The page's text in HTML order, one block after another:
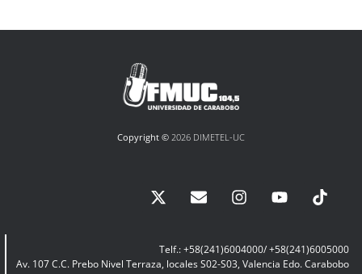
Copyright © 2026 DIMETEL-UC
Telf.: +58(241)6004000/ +58(241)6005000
Av. 107 C.C. Prebo Nivel Terraza, locales S02-S03, Valencia Edo. Carabobo